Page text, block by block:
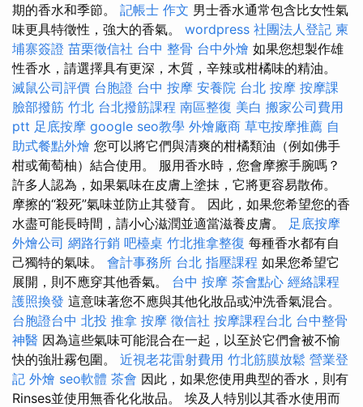
期的香水和季節。 記帳士 作文 男士香水通常包含比女性氣
味更具特徵性，強大的香氣。 wordpress 社團法人登記 柬
埔寨簽證 苗栗徵信社 台中 整骨 台中外燴 如果您想製作雄
性香水，請選擇具有更深，木質，辛辣或柑橘味的精油。
滅鼠公司評價 台胞證 台中 按摩 安養院 台北 按摩 按摩課
臉部撥筋 竹北 台北撥筋課程 南區整復 美白 搬家公司費用
ptt 足底按摩 google seo教學 外燴廠商 草屯按摩推薦 自
助式餐點外燴 您可以將它們與清爽的柑橘類油（例如佛手
柑或葡萄柚）結合使用。 服用香水時，您會摩擦手腕嗎？
許多人認為，如果氣味在皮膚上塗抹，它將更容易散佈。
摩擦的“殺死”氣味並防止其發育。 因此，如果您希望您的香
水盡可能長時間，請小心滋潤並適當滋養皮膚。 足底按摩
外燴公司 網路行銷 吧檯桌 竹北推拿整復 每種香水都有自
己獨特的氣味。 會計事務所 台北 指壓課程 如果您希望它
展開，則不應穿其他香氣。 台中 按摩 茶會點心 經絡課程
護照換發 這意味著您不應與其他化妝品或沖洗香氣混合。
台胞證台中 北投 推拿 按摩 徵信社 按摩課程台北 台中整骨
神醫 因為這些氣味可能混合在一起，以至於它們會被不愉
快的強壯霧包圍。 近視老花雷射費用 竹北筋膜放鬆 營業登
記 外燴 seo軟體 茶會 因此，如果您使用典型的香水，則有
Rinses並使用無香化化妝品。 埃及人特別以其香水使用而